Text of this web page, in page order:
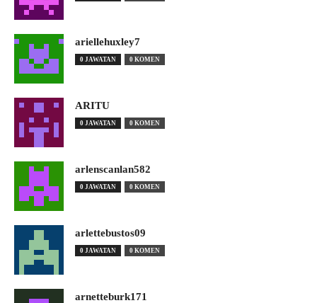
ariellehuxley7
0 JAWATAN 0 KOMEN
ARITU
0 JAWATAN 0 KOMEN
arlenscanlan582
0 JAWATAN 0 KOMEN
arlettebustos09
0 JAWATAN 0 KOMEN
arnetteburk171